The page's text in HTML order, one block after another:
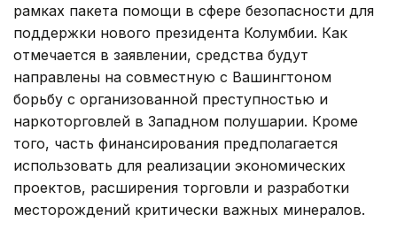
рамках пакета помощи в сфере безопасности для
поддержки нового президента Колумбии. Как
отмечается в заявлении, средства будут
направлены на совместную с Вашингтоном
борьбу с организованной преступностью и
наркоторговлей в Западном полушарии. Кроме
того, часть финансирования предполагается
использовать для реализации экономических
проектов, расширения торговли и разработки
месторождений критически важных минералов.